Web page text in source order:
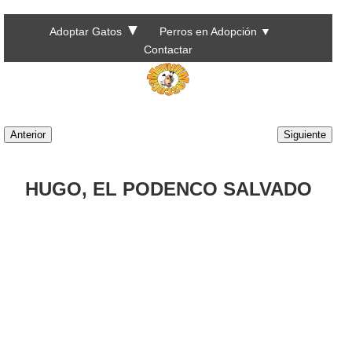
Adoptar Gatos ▼ Perros en Adopción ▼
Contactar
Anterior Siguiente
HUGO, EL PODENCO SALVADO